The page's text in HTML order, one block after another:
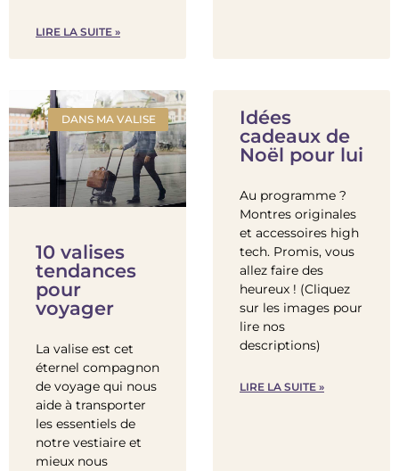
LIRE LA SUITE »
DANS MA VALISE
10 valises
tendances
pour
voyager
La valise est cet
éternel compagnon
de voyage qui nous
aide à transporter
les essentiels de
notre vestiaire et
mieux nous
Idées
cadeaux de
Noël pour lui
Au programme ?
Montres originales
et accessoires high
tech. Promis, vous
allez faire des
heureux ! (Cliquez
sur les images pour
lire nos
descriptions)
LIRE LA SUITE »